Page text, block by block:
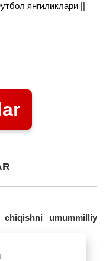
янгиликлари ||
chiqishni umummilliy